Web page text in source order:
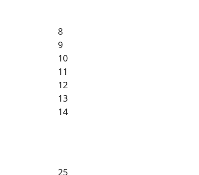
8
9
10
11
12
13
14
25